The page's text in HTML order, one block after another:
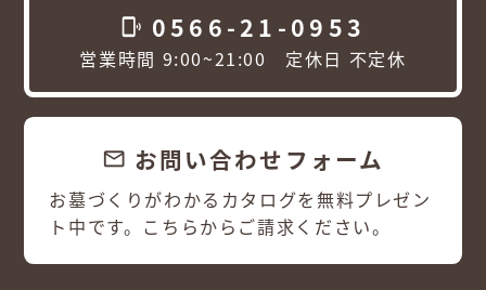
phonelink_ring 0566-21-0953
営業時間 9:00~21:00 定休日 不定休
email お問い合わせフォーム
お墓づくりがわかるカタログを無料プレゼン
ト中です。こちらからご請求ください。